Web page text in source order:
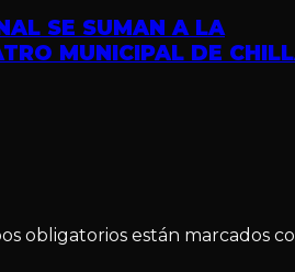
SE SUMAN A LA
MUNICIPAL DE
obligatorios están marcados